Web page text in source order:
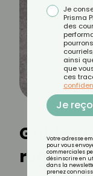
Guide
régime
Je
Prisma
des
ainsi
que
ces
Je
Votre adresse
pour vous
commerciales
désinscrire en
dans la
prenez